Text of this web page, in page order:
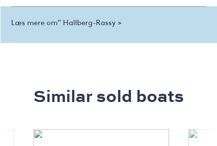
Læs mere om” Hallberg-Rassy >
Similar sold boats